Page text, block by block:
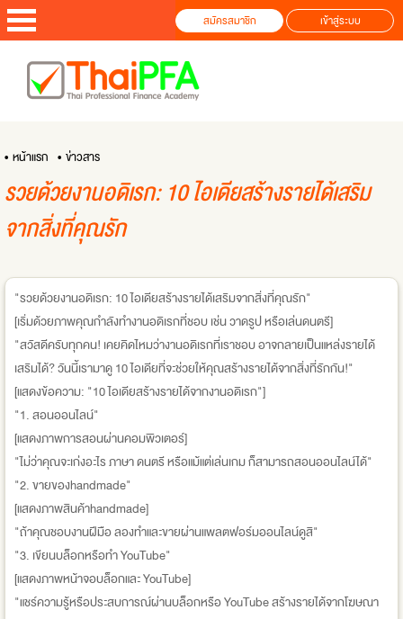
สมัครสมาชิก เข้าสู่ระบบ
• หน้าแรก • ข่าวสาร
รวยด้วยงานอดิเรก: 10 ไอเดียสร้างรายได้เสริม
จากสิ่งที่คุณรัก
"รวยด้วยงานอดิเรก: 10 ไอเดียสร้างรายได้เสริมจากสิ่งที่คุณรัก"
[เริ่มด้วยภาพคุณกำลังทำงานอดิเรกที่ชอบ เช่น วาดรูป หรือเล่นดนตรี]
"สวัสดีครับทุกคน! เคยคิดไหมว่างานอดิเรกที่เราชอบ อาจกลายเป็นแหล่งรายได้
เสริมได้? วันนี้เรามาดู 10 ไอเดียที่จะช่วยให้คุณสร้างรายได้จากสิ่งที่รักกัน!"
[แสดงข้อความ: "10 ไอเดียสร้างรายได้จากงานอดิเรก"]
"1. สอนออนไลน์"
[แสดงภาพการสอนผ่านคอมพิวเตอร์]
"ไม่ว่าคุณจะเก่งอะไร ภาษา ดนตรี หรือแม้แต่เล่นเกม ก็สามารถสอนออนไลน์ได้"
"2. ขายของhandmade"
[แสดงภาพสินค้าhandmade]
"ถ้าคุณชอบงานฝีมือ ลองทำและขายผ่านแพลตฟอร์มออนไลน์ดูสิ"
"3. เขียนบล็อกหรือทำ YouTube"
[แสดงภาพหน้าจอบล็อกและ YouTube]
"แชร์ความรู้หรือประสบการณ์ผ่านบล็อกหรือ YouTube สร้างรายได้จากโฆษณา